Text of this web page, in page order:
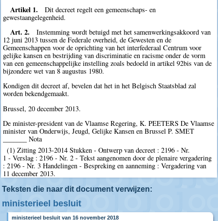
Artikel 1.
Dit decreet regelt een gemeenschaps- en
gewestaangelegenheid.
Art. 2.
Instemming wordt betuigd met het samenwerkingsakkoord van
12 juni 2013 tussen de Federale overheid, de Gewesten en de
Gemeenschappen voor de oprichting van het interfederaal Centrum voor
gelijke kansen en bestrijding van discriminatie en racisme onder de vorm
van een gemeenschappelijke instelling zoals bedoeld in artikel 92bis van de
bijzondere wet van 8 augustus 1980.
Kondigen dit decreet af, bevelen dat het in het Belgisch Staatsblad zal
worden bekendgemaakt.
Brussel, 20 december 2013.
De minister-president van de Vlaamse Regering, K. PEETERS De Vlaamse
minister van Onderwijs, Jeugd, Gelijke Kansen en Brussel P. SMET
_______ Nota
(1) Zitting 2013-2014 Stukken - Ontwerp van decreet : 2196 - Nr.
1 - Verslag : 2196 - Nr. 2 - Tekst aangenomen door de plenaire vergadering
: 2196 - Nr. 3 Handelingen - Bespreking en aanneming : Vergadering van
11 december 2013.
Teksten die naar dit document verwijzen:
ministerieel besluit
ministerieel besluit van 16 november 2018